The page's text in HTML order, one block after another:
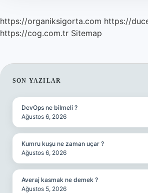
https://organiksigorta.com https://
https://cog.com.tr Sitemap
SIDEBAR
SON YAZILAR
DevOps ne bilmeli ?
Ağustos 6, 2026
Kumru kuşu ne zaman uçar ?
Ağustos 6, 2026
Averaj kasmak ne demek ?
Ağustos 5, 2026